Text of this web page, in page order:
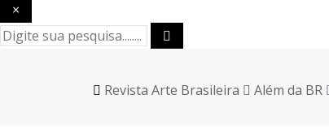
×
Revista Arte Brasileira Além da BR